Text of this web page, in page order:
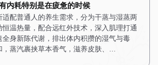
内耗特别是在疲惫的时候
适配普通人的养生需求，分为干蒸与湿蒸两
温热量，配合远红外技术，深入肌理打通
全身新陈代谢，排出体内积攒的湿气与毒
蒸汽裹挟草本香气，滋养皮肤、…